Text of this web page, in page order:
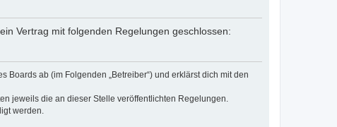
Vertrag mit folgenden Regelungen geschlossen:
Boards ab (im Folgenden „Betreiber“) und erklärst dich mit den
jeweils die an dieser Stelle veröffentlichten Regelungen.
werden.